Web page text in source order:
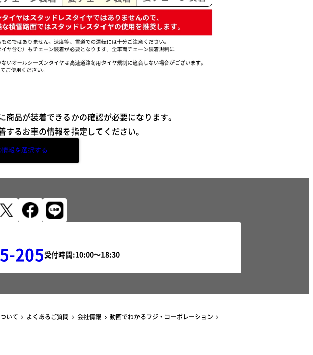
品が装着できるかの確認が必要になります。
るお車の情報を指定してください。
情報を選択する
205受付時間:
いて よくあるご質問 会社情報
動画でわかるフジ・コーポレーション